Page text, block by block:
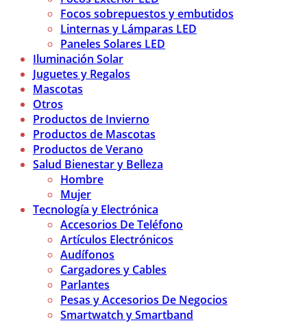
Focos sobrepuestos y embutidos
Linternas y Lámparas LED
Paneles Solares LED
Iluminación Solar
Juguetes y Regalos
Mascotas
Otros
Productos de Invierno
Productos de Mascotas
Productos de Verano
Salud Bienestar y Belleza
Hombre
Mujer
Tecnología y Electrónica
Accesorios De Teléfono
Artículos Electrónicos
Audífonos
Cargadores y Cables
Parlantes
Pesas y Accesorios De Negocios
Smartwatch y Smartband